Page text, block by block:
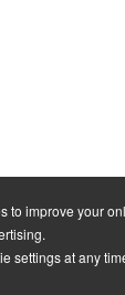
to improve your
settings at any